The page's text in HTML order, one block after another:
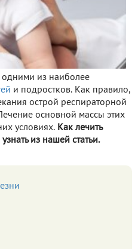
одними из наиболее
и подростков. Как правило,
острой респираторной
основной массы этих
условиях. Как лечить
из нашей статьи.